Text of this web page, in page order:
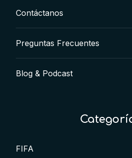
Contáctanos
Preguntas Frecuentes
Blog & Podcast
FIFA